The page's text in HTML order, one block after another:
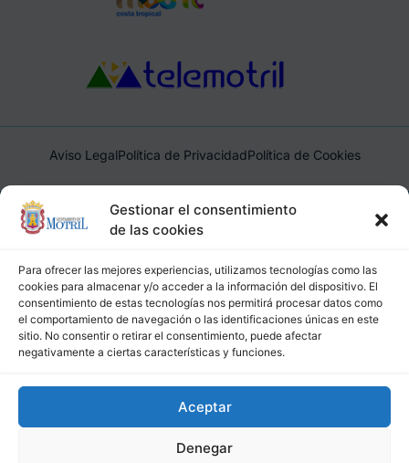
Gestionar el consentimiento
de las cookies
Para ofrecer las mejores experiencias, utilizamos tecnologías como las
cookies para almacenar y/o acceder a la información del dispositivo. El
consentimiento de estas tecnologías nos permitirá procesar datos como
el comportamiento de navegación o las identificaciones únicas en este
sitio. No consentir o retirar el consentimiento, puede afectar
negativamente a ciertas características y funciones.
Aceptar
Denegar
Aviso LegalPolítica de PrivacidadPolítica de Cookies
Ayuntamiento de Motril, Plaza de España, 1, 18600, Motril,
(Granada), CIF: P1814200J, DIR3: L01181400